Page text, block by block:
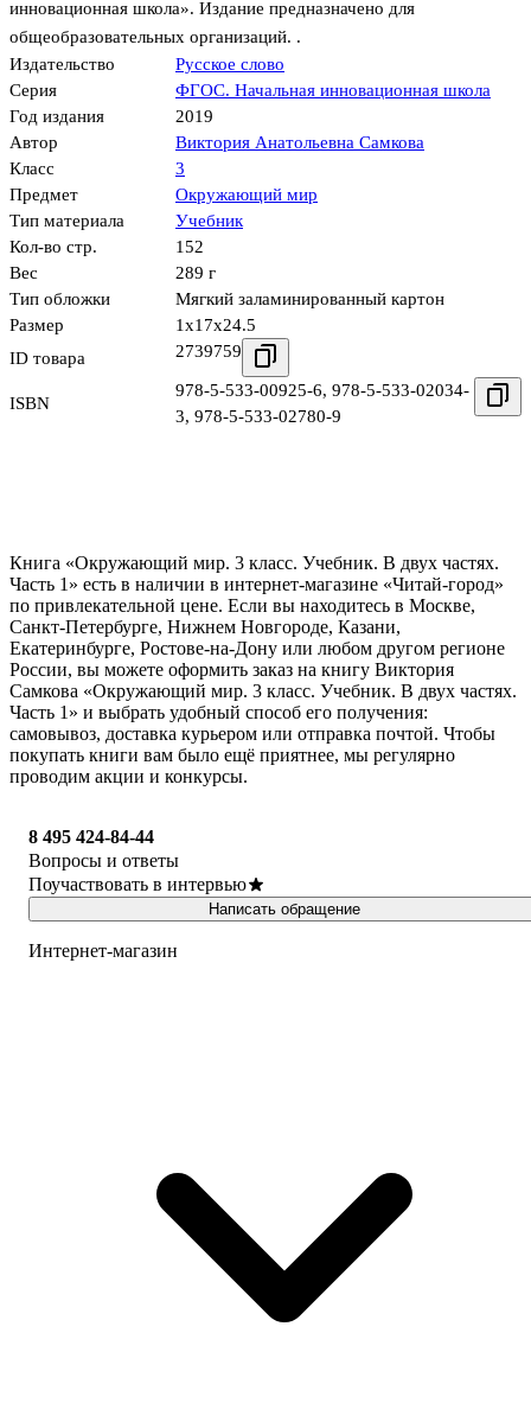
инновационная школа». Издание предназначено для
общеобразовательных организаций. .
Издательство
Русское слово
Серия
ФГОС. Начальная инновационная школа
Год издания
2019
Автор
Виктория Анатольевна Самкова
Класс
3
Предмет
Окружающий мир
Тип материала
Учебник
Кол-во стр.
152
Вес
289 г
Тип обложки
Мягкий заламинированный картон
Размер
1x17x24.5
ID товара
2739759
ISBN
978-5-533-00925-6, 978-5-533-02034-
3, 978-5-533-02780-9
Книга «Окружающий мир. 3 класс. Учебник. В двух частях.
Часть 1» есть в наличии в интернет-магазине «Читай-город»
по привлекательной цене. Если вы находитесь в Москве,
Санкт-Петербурге, Нижнем Новгороде, Казани,
Екатеринбурге, Ростове-на-Дону или любом другом регионе
России, вы можете оформить заказ на книгу Виктория
Самкова «Окружающий мир. 3 класс. Учебник. В двух частях.
Часть 1» и выбрать удобный способ его получения:
самовывоз, доставка курьером или отправка почтой. Чтобы
покупать книги вам было ещё приятнее, мы регулярно
проводим акции и конкурсы.
8 495 424-84-44
Вопросы и ответы
Поучаствовать в интервью
Написать обращение
Интернет-магазин